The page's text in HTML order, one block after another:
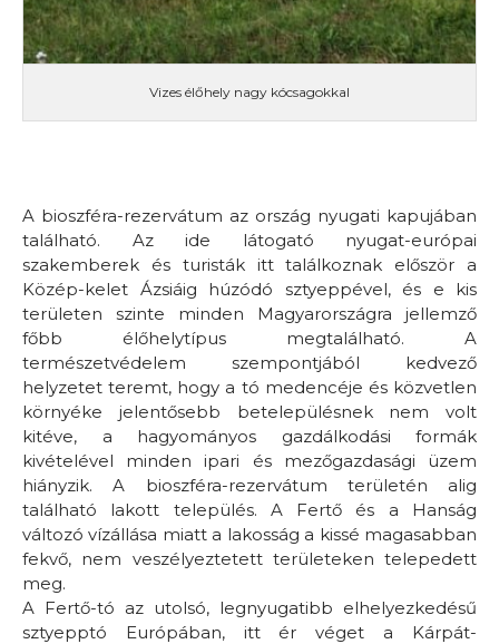
Vizes élőhely nagy kócsagokkal
A bioszféra-rezervátum az ország nyugati kapujában
található. Az ide látogató nyugat-európai
szakemberek és turisták itt találkoznak először a
Közép-kelet Ázsiáig húzódó sztyeppével, és e kis
területen szinte minden Magyarországra jellemző
főbb élőhelytípus megtalálható. A
természetvédelem szempontjából kedvező
helyzetet teremt, hogy a tó medencéje és közvetlen
környéke jelentősebb betelepülésnek nem volt
kitéve, a hagyományos gazdálkodási formák
kivételével minden ipari és mezőgazdasági üzem
hiányzik. A bioszféra-rezervátum területén alig
található lakott település. A Fertő és a Hanság
változó vízállása miatt a lakosság a kissé magasabban
fekvő, nem veszélyeztetett területeken telepedett
meg.
A Fertő-tó az utolsó, legnyugatibb elhelyezkedésű
sztyepptó Európában, itt ér véget a Kárpát-